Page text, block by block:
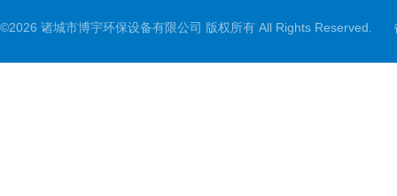
©2026 诸城市博宇环保设备有限公司 版权所有 All Rights Reserved.